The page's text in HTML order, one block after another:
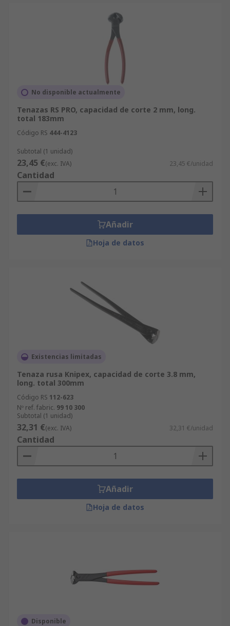
No disponible actualmente
Tenazas RS PRO, capacidad de corte 2 mm, long.
total 183mm
Código RS 444-4123
Subtotal (1 unidad)
23,45 €(exc. IVA) 23,45 €/unidad
Cantidad
Añadir
Hoja de datos
Existencias limitadas
Tenaza rusa Knipex, capacidad de corte 3.8 mm,
long. total 300mm
Código RS 112-623
Nº ref. fabric. 99 10 300
Subtotal (1 unidad)
32,31 €(exc. IVA) 32,31 €/unidad
Cantidad
Añadir
Hoja de datos
Disponible